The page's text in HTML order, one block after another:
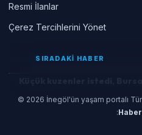
Resmi İlanlar
Çerez Tercihlerini Yönet
© 2026 İnegöl'ün yaşam portalı Tüm
:
SIRADAKİ HABER